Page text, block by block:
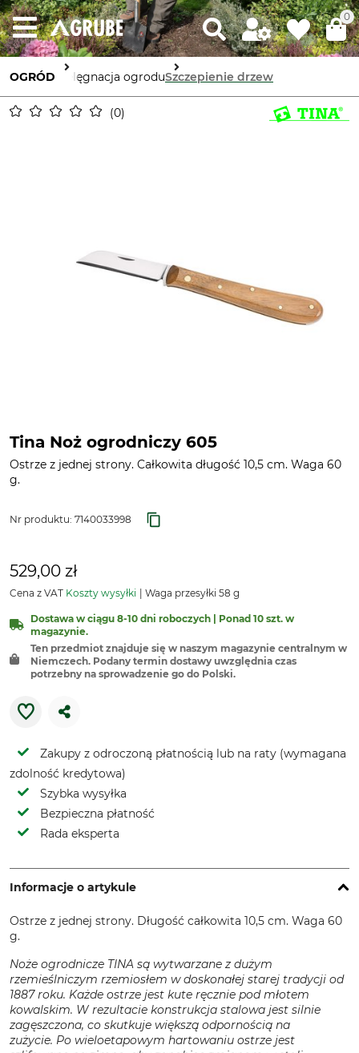
0
OGRÓD Pielęgnacja ogroduSzczepienie drzew
0
Tina Noż ogrodniczy 605
Ostrze z jednej strony. Całkowita długość 10,5 cm. Waga 60
g.
Nr produktu: 7140033998
529,00 zł
Cena z VAT Koszty wysyłki Waga przesyłki 58 g
Dostawa w ciągu 8-10 dni roboczych | Ponad 10 szt. w
magazynie.
Ten przedmiot znajduje się w naszym magazynie centralnym w
Niemczech. Podany termin dostawy uwzględnia czas
potrzebny na sprowadzenie go do Polski.
Zakupy z odroczoną płatnością lub na raty (wymagana
zdolność kredytowa)
Szybka wysyłka
Bezpieczna płatność
Rada eksperta
Informacje o artykule
Ostrze z jednej strony. Długość całkowita 10,5 cm. Waga 60
g.
Noże ogrodnicze TINA są wytwarzane z dużym
rzemieślniczym rzemiosłem w doskonałej starej tradycji od
1887 roku. Każde ostrze jest kute ręcznie pod młotem
kowalskim. W rezultacie konstrukcja stalowa jest silnie
zagęszczona, co skutkuje większą odpornością na
zużycie. Po wieloetapowym hartowaniu ostrze jest